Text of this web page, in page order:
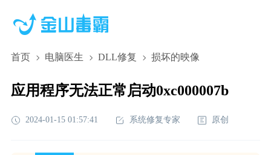
首页 电脑医生 DLL修复 损坏的映像
应用程序无法正常启动0xc000007b
2024-01-15 01:57:41 系统修复专家 原创